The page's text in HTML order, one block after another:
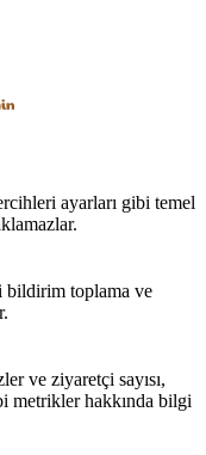
ayarları gibi temel
bildirim toplama ve
ve ziyaretçi sayısı,
metrikler hakkında bilgi